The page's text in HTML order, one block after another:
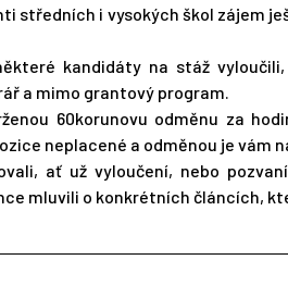
středních i vysokých škol zájem
kandidáty na stáž
a mimo grantový program.
60korunovu odměnu za
neplacené a odměnou je vám
ať už vyloučení, nebo
mluvili o konkrétních článcích,